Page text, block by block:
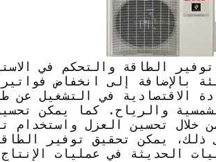
الطاقة والتحكم في
بالإضافة إلى انخفاض
الاقتصادية في التشغيل عن
والرياح. كما يمكن
خلال تحسين العزل واستخدام
ذلك، يمكن تحقيق توفير
الحديثة في عمليات